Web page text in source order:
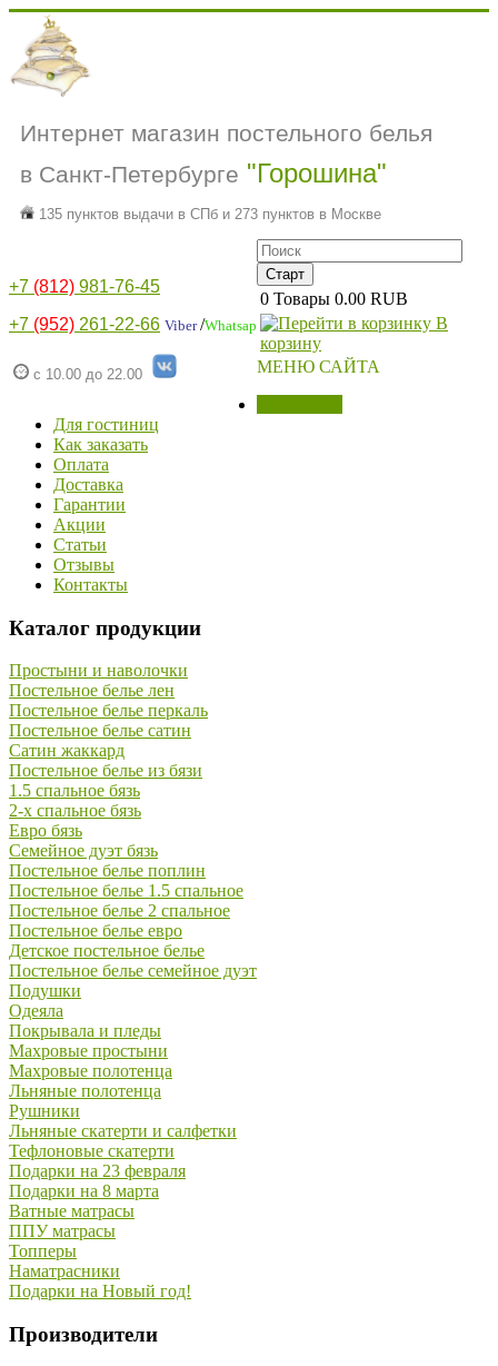
Интернет магазин постельного белья
в Санкт-Петербурге "Горошина"
135 пунктов выдачи в СПб и 273 пунктов в Москве
+7 (812) 981-76-45
+7 (952) 261-22-66 Viber/Whatsap
с 10.00 до 22.00
0 Товары 0.00 RUB
В
корзину
МЕНЮ САЙТА
Для гостиниц
Как заказать
Оплата
Доставка
Гарантии
Акции
Статьи
Отзывы
Контакты
Каталог продукции
Простыни и наволочки
Постельное белье лен
Постельное белье перкаль
Постельное белье сатин
Сатин жаккард
Постельное белье из бязи
1.5 спальное бязь
2-х спальное бязь
Евро бязь
Семейное дуэт бязь
Постельное белье поплин
Постельное белье 1.5 спальное
Постельное белье 2 спальное
Постельное белье евро
Детское постельное белье
Постельное белье семейное дуэт
Подушки
Одеяла
Покрывала и пледы
Махровые простыни
Махровые полотенца
Льняные полотенца
Рушники
Льняные скатерти и салфетки
Тефлоновые скатерти
Подарки на 23 февраля
Подарки на 8 марта
Ватные матрасы
ППУ матрасы
Топперы
Наматрасники
Подарки на Новый год!
Производители